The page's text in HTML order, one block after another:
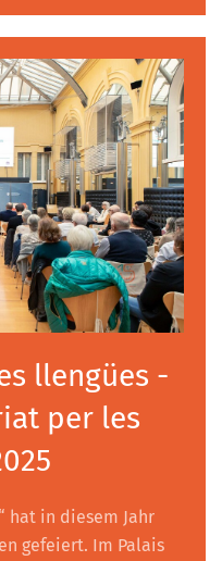
llengües -
per les
hat in diesem Jahr
gefeiert. Im Palais